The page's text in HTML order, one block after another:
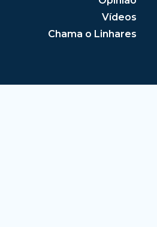
Vídeos
Chama o Linhares